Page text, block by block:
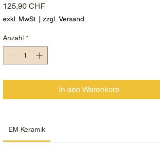
125,90 CHFPreis
exkl. MwSt. zzgl. Versand
Anzahl *
In den Warenkorb
EM Keramik